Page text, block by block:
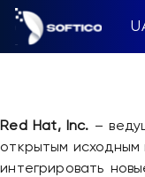
Skip
content
Red Hat, Inc. –
открытым исходным
интегрировать